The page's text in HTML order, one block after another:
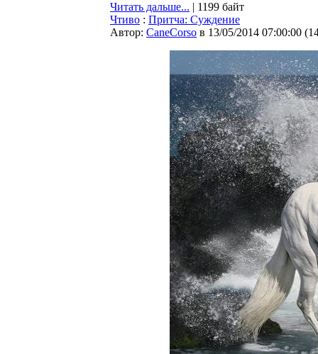
Читать дальше... | 1199 байт
Чтиво : Притча: Суждение
Автор: CaneCorso в 13/05/2014 07:00:00 (